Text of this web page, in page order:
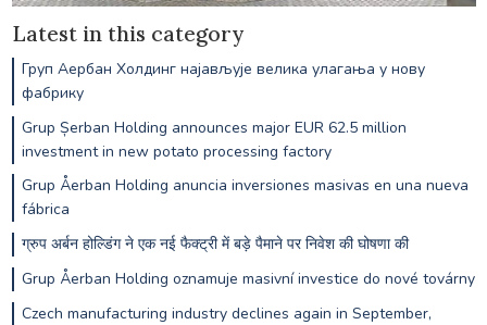
Latest in this category
Груп Аербан Холдинг најављује велика улагања у нову
фабрику
Grup Șerban Holding announces major EUR 62.5 million
investment in new potato processing factory
Grup Åerban Holding anuncia inversiones masivas en una nueva
fábrica
ग्रुप अर्बन होल्डिंग ने एक नई फैक्ट्री में बड़े पैमाने पर निवेश की घोषणा की
Grup Åerban Holding oznamuje masivní investice do nové továrny
Czech manufacturing industry declines again in September,